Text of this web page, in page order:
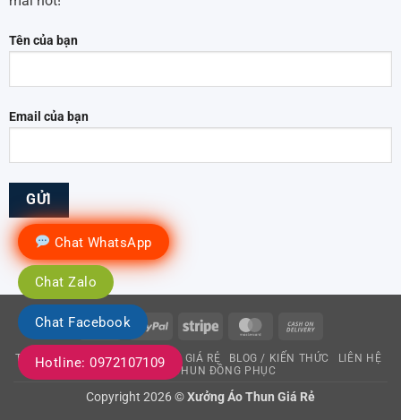
Chat WhatsApp
Chat Zalo
Chat Facebook
Hotline: 0972107109
Tên của bạn
Email của bạn
Visa PayPal Stripe MasterCard
Delivery
TRANG CHỦ XƯỞNG ÁO THUN GIÁ RẺ BLOG / KIẾN THỨC
LIÊN HỆ
MAY ÁO THUN ĐỒNG PHỤC
Copyright 2026 ©Xưởng Áo Thun Giá Rẻ